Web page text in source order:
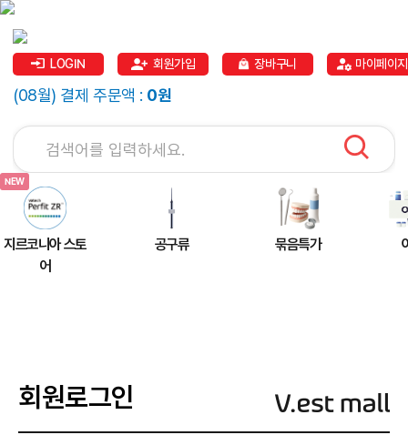
LOGIN 회원가입 장바구니 마이페이지
(08월) 결제 주문액 : 0원
지르코니아 스토
어
공구류 묶음특가
회원로그인